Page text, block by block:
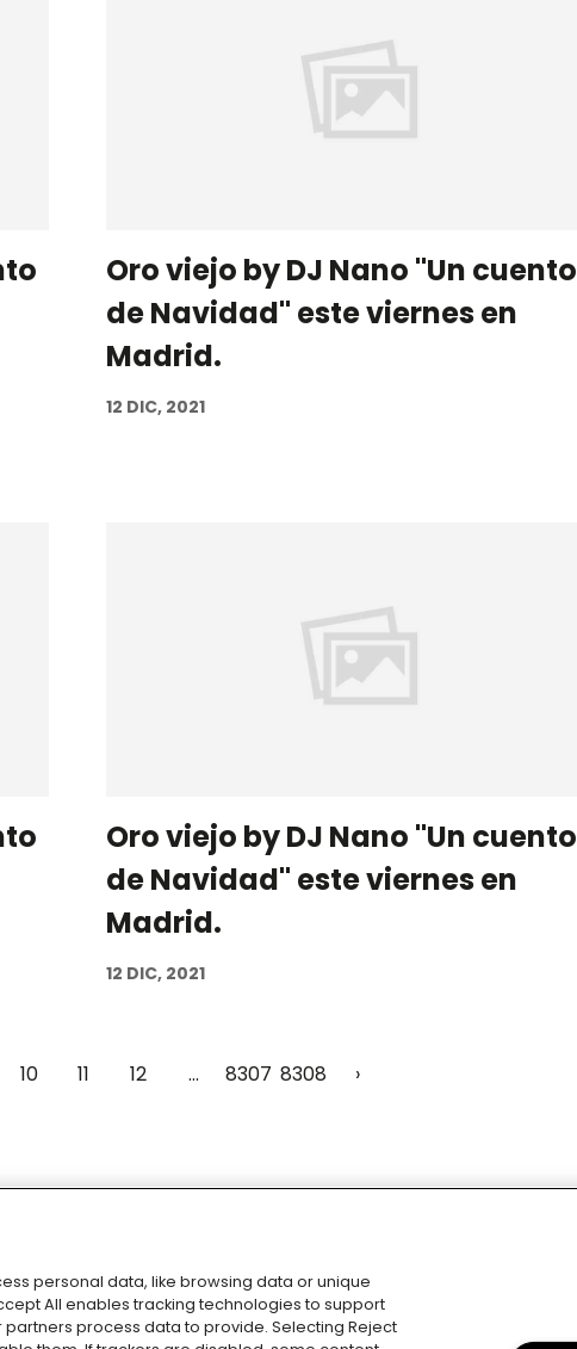
Oro viejo by DJ Nano "Un cuento
de Navidad" este viernes en
Madrid.
12 DIC, 2021
Oro viejo by DJ Nano "Un cuento
de Navidad" este viernes en
Madrid.
12 DIC, 2021
10 11 12 ... 8307 8308 ›
personal data, like browsing data or unique
All enables tracking technologies to support
process data to provide. Selecting Reject